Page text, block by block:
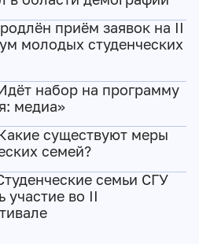
приём заявок на II
молодых студенческих
набор на программу
медиа»
существуют меры
семей?
семьи СГУ
участие во II